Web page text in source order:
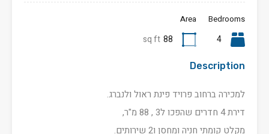
Bedrooms
4
Area
88
sq ft
Description
למכירה ברחוב פרויד פינת ראול ולנברג.
דירת 4 חדרים שהפכו ל3 , 88 מ"ר,
מקלט קומתי חניה ומחסן ו2 שירותים.